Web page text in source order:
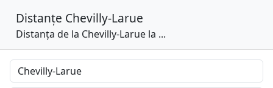
Distanțe Chevilly-Larue
Distanța de la Chevilly-Larue la ...